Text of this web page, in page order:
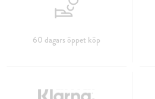
60 dagars öppet köp